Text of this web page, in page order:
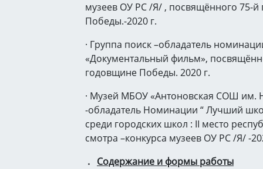
музеев ОУ РС /Я/ , посвящённого 75-
Победы.-2020 г.
· Группа поиск –обладатель
«Документальный фильм»,
годовщине Победы. 2020 г.
· Музей МБОУ «Антоновская СОШ им.
-обладатель Номинации “ Лучший
среди городских школ : II место
смотра –конкурса музеев ОУ РС /Я/ -
. Содержание и формы работы